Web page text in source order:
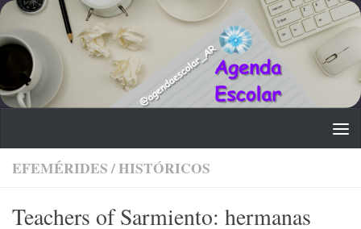
Saltar al contenido
EFEMÉRIDES/HISTÓRICOS
Teachers of Sarmiento: hermanas